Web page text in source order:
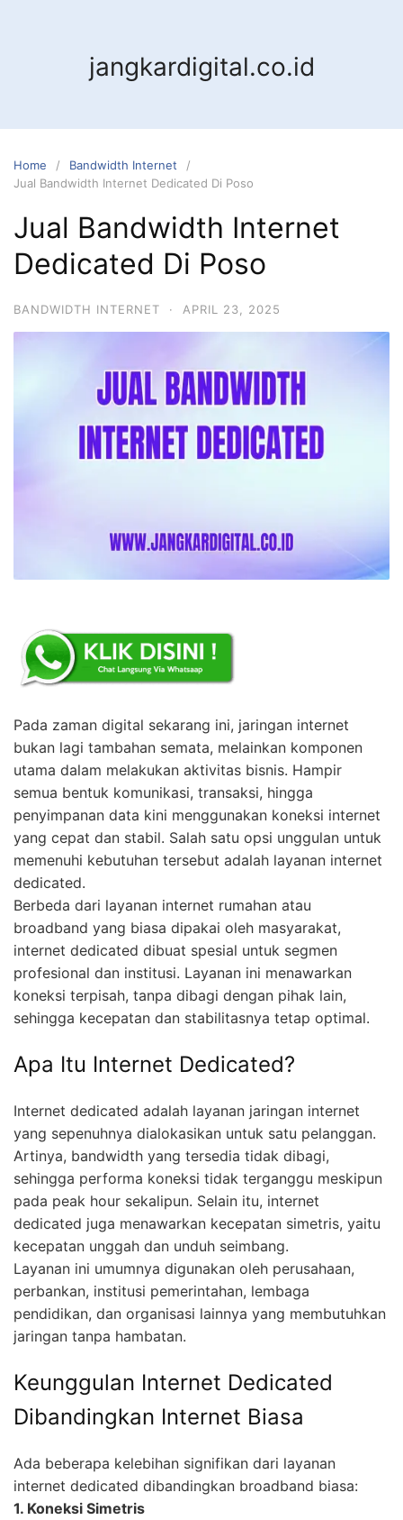
jangkardigital.co.id
Home
Bandwidth Internet
Jual Bandwidth Internet Dedicated Di Poso
Jual Bandwidth Internet
Dedicated Di Poso
BANDWIDTH INTERNET · APRIL 23, 2025
Pada zaman digital sekarang ini, jaringan internet
bukan lagi tambahan semata, melainkan komponen
utama dalam melakukan aktivitas bisnis. Hampir
semua bentuk komunikasi, transaksi, hingga
penyimpanan data kini menggunakan koneksi internet
yang cepat dan stabil. Salah satu opsi unggulan untuk
memenuhi kebutuhan tersebut adalah layanan internet
dedicated.
Berbeda dari layanan internet rumahan atau
broadband yang biasa dipakai oleh masyarakat,
internet dedicated dibuat spesial untuk segmen
profesional dan institusi. Layanan ini menawarkan
koneksi terpisah, tanpa dibagi dengan pihak lain,
sehingga kecepatan dan stabilitasnya tetap optimal.
Apa Itu Internet Dedicated?
Internet dedicated adalah layanan jaringan internet
yang sepenuhnya dialokasikan untuk satu pelanggan.
Artinya, bandwidth yang tersedia tidak dibagi,
sehingga performa koneksi tidak terganggu meskipun
pada peak hour sekalipun. Selain itu, internet
dedicated juga menawarkan kecepatan simetris, yaitu
kecepatan unggah dan unduh seimbang.
Layanan ini umumnya digunakan oleh perusahaan,
perbankan, institusi pemerintahan, lembaga
pendidikan, dan organisasi lainnya yang membutuhkan
jaringan tanpa hambatan.
Keunggulan Internet Dedicated
Dibandingkan Internet Biasa
Ada beberapa kelebihan signifikan dari layanan
internet dedicated dibandingkan broadband biasa:
1. Koneksi Simetris